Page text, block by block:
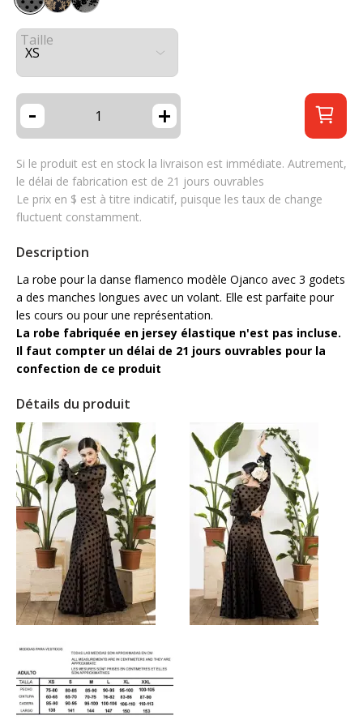
Taille
- +
Si le produit est en stock la livraison est immédiate. Autrement,
le délai de fabrication est de 21 jours ouvrables
Le prix en $ est à titre indicatif, puisque les taux de change
fluctuent constamment.
Description
La robe pour la danse flamenco modèle Ojanco avec 3 godets
a des manches longues avec un volant. Elle est parfaite pour
les cours ou pour une représentation.
La robe fabriquée en jersey élastique n'est pas incluse.
Il faut compter un délai de 21 jours ouvrables pour la
confection de ce produit
Détails du produit